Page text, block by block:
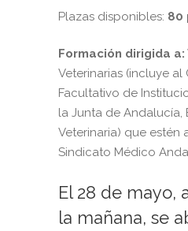
Plazas disponibles: 80
Formación dirigida a:
Veterinarias (incluye
Facultativo de
la Junta de Andalucía,
Veterinaria) que estén
Sindicato Médico
El 28 de mayo,
la mañana, se